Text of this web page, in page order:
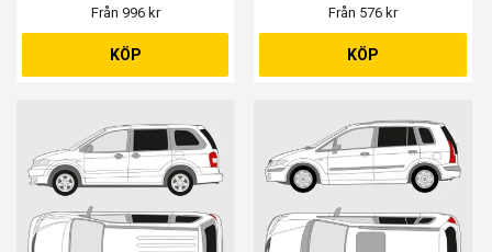
Från 996 kr
KÖP
Från 576 kr
KÖP